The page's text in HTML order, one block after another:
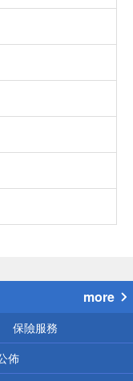
more
保險服務
佈